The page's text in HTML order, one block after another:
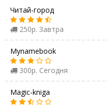
Читай-город
250р. Завтра
Mynamebook
300р. Сегодня
Magic-kniga